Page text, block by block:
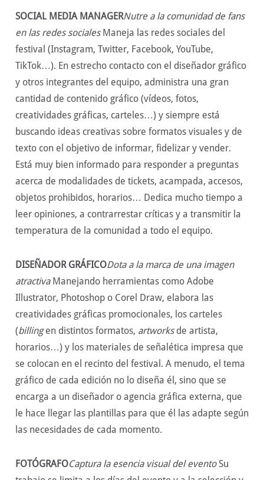
SOCIAL MEDIA MANAGERNutre a la comunidad de fans
en las redes socialesManeja las redes sociales del
festival (Instagram, Twitter, Facebook, YouTube,
TikTok…). En estrecho contacto con el diseñador gráfico
y otros integrantes del equipo, administra una gran
cantidad de contenido gráfico (vídeos, fotos,
creatividades gráficas, carteles…) y siempre está
buscando ideas creativas sobre formatos visuales y de
texto con el objetivo de informar, fidelizar y vender.
Está muy bien informado para responder a preguntas
acerca de modalidades de tickets, acampada, accesos,
objetos prohibidos, horarios… Dedica mucho tiempo a
leer opiniones, a contrarrestar críticas y a transmitir la
temperatura de la comunidad a todo el equipo.
DISEÑADOR GRÁFICODota a la marca de una imagen
atractivaManejando herramientas como Adobe
Illustrator, Photoshop o Corel Draw, elabora las
creatividades gráficas promocionales, los carteles
(billingen distintos formatos, artworks de artista,
horarios…) y los materiales de señalética impresa que
se colocan en el recinto del festival. A menudo, el tema
gráfico de cada edición no lo diseña él, sino que se
encarga a un diseñador o agencia gráfica externa, que
le hace llegar las plantillas para que él las adapte según
las necesidades de cada momento.
FOTÓGRAFOCaptura la esencia visual del eventoSu